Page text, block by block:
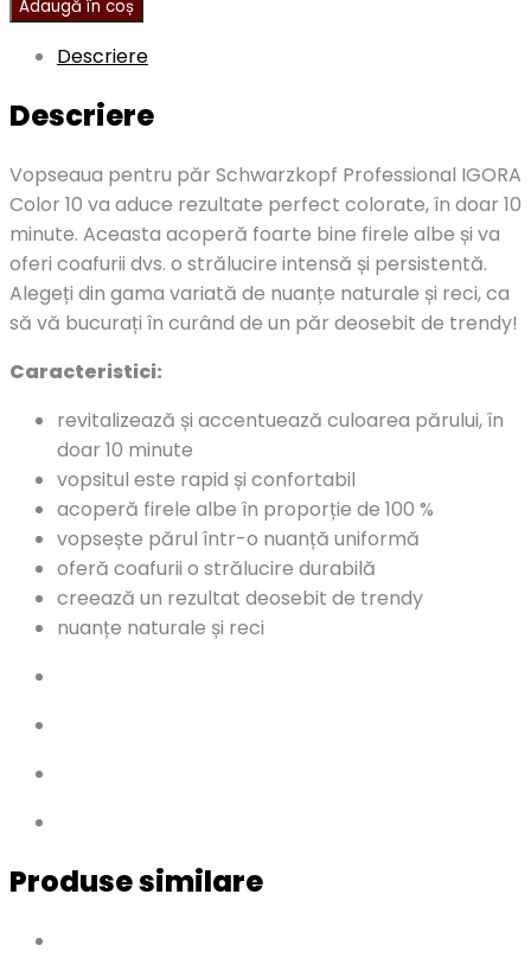
Adaugă în coș
Descriere
Descriere
Vopseaua pentru păr Schwarzkopf Professional IGORA
Color 10 va aduce rezultate perfect colorate, în doar 10
minute. Aceasta acoperă foarte bine firele albe și va
oferi coafurii dvs. o strălucire intensă și persistentă.
Alegeți din gama variată de nuanțe naturale și reci, ca
să vă bucurați în curând de un păr deosebit de trendy!
Caracteristici:
revitalizează și accentuează culoarea părului, în
doar 10 minute
vopsitul este rapid și confortabil
acoperă firele albe în proporție de 100 %
vopsește părul într-o nuanță uniformă
oferă coafurii o strălucire durabilă
creează un rezultat deosebit de trendy
nuanțe naturale și reci
Produse similare